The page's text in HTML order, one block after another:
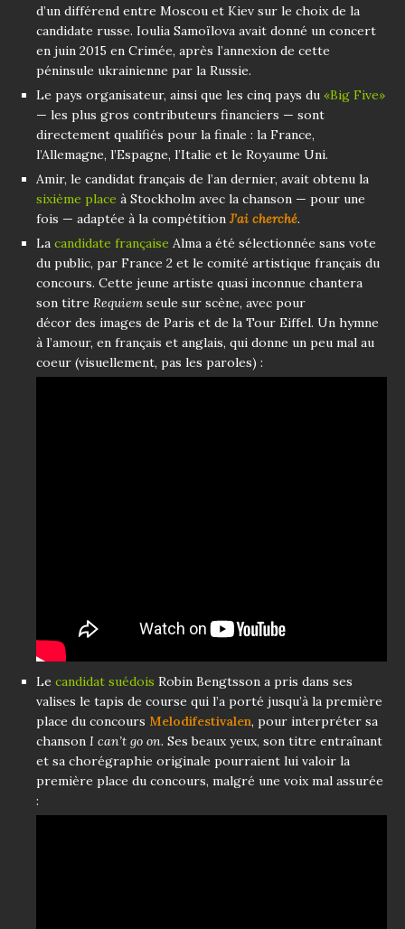
d’un différend entre Moscou et Kiev sur le choix de la
candidate russe. Ioulia Samoïlova avait donné un concert
en juin 2015 en Crimée, après l’annexion de cette
péninsule ukrainienne par la Russie.
Le pays organisateur, ainsi que les cinq pays du «Big Five»
— les plus gros contributeurs financiers — sont
directement qualifiés pour la finale : la France,
l’Allemagne, l’Espagne, l’Italie et le Royaume Uni.
Amir, le candidat français de l’an dernier, avait obtenu la
sixième place à Stockholm avec la chanson — pour une
fois — adaptée à la compétition J’ai cherché.
La candidate française Alma a été sélectionnée sans vote
du public, par France 2 et le comité artistique français du
concours. Cette jeune artiste quasi inconnue chantera
son titre Requiem seule sur scène, avec pour
décor des images de Paris et de la Tour Eiffel. Un hymne
à l’amour, en français et anglais, qui donne un peu mal au
coeur (visuellement, pas les paroles) :
Le candidat suédois Robin Bengtsson a pris dans ses
valises le tapis de course qui l’a porté jusqu’à la première
place du concours Melodifestivalen, pour interpréter sa
chanson I can’t go on. Ses beaux yeux, son titre entraînant
et sa chorégraphie originale pourraient lui valoir la
première place du concours, malgré une voix mal assurée
: